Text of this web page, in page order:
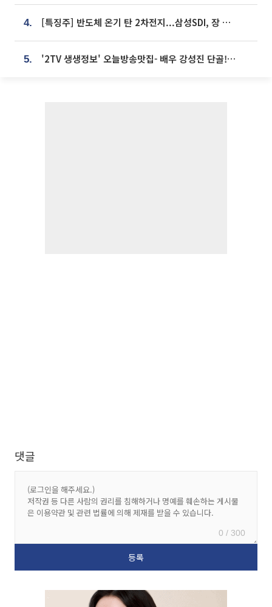
4. [특징주] 반도체 온기 탄 2차전지...삼성SDI, 장 초반 7% 넘게 껑충
5. '2TV 생생정보' 오늘방송맛집- 배우 강성진 단골! 쌀국수ㆍ푸팟퐁 커리 맛집 '블○○○'
댓글
0 / 300